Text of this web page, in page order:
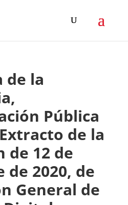
de la
Pública
de la
de 12 de
2020, de
General de